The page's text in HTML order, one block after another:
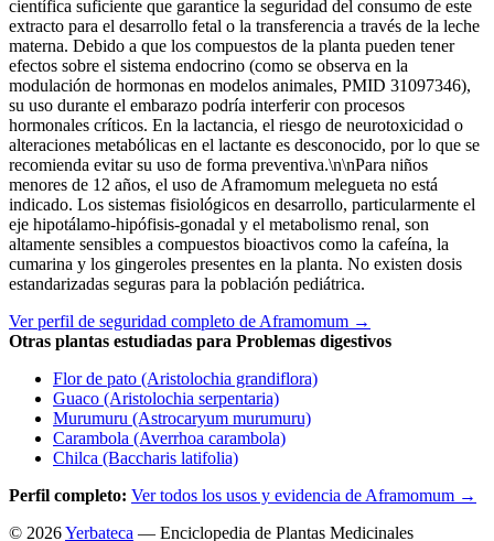
científica suficiente que garantice la seguridad del consumo de este
extracto para el desarrollo fetal o la transferencia a través de la leche
materna. Debido a que los compuestos de la planta pueden tener
efectos sobre el sistema endocrino (como se observa en la
modulación de hormonas en modelos animales, PMID 31097346),
su uso durante el embarazo podría interferir con procesos
hormonales críticos. En la lactancia, el riesgo de neurotoxicidad o
alteraciones metabólicas en el lactante es desconocido, por lo que se
recomienda evitar su uso de forma preventiva.\n\nPara niños
menores de 12 años, el uso de Aframomum melegueta no está
indicado. Los sistemas fisiológicos en desarrollo, particularmente el
eje hipotálamo-hipófisis-gonadal y el metabolismo renal, son
altamente sensibles a compuestos bioactivos como la cafeína, la
cumarina y los gingeroles presentes en la planta. No existen dosis
estandarizadas seguras para la población pediátrica.
Ver perfil de seguridad completo de Aframomum →
Otras plantas estudiadas para Problemas digestivos
Flor de pato (Aristolochia grandiflora)
Guaco (Aristolochia serpentaria)
Murumuru (Astrocaryum murumuru)
Carambola (Averrhoa carambola)
Chilca (Baccharis latifolia)
Perfil completo: Ver todos los usos y evidencia de Aframomum →
© 2026Yerbateca — Enciclopedia de Plantas Medicinales